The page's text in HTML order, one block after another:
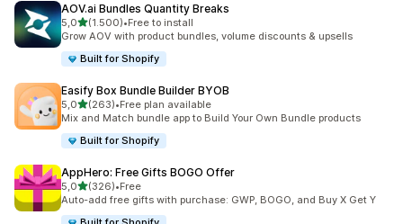
AOV.ai Bundles Quantity Breaks
5,05 yıldız üzerinden
(1.500)
toplam 1500 değerlendirme
•Free to install
Grow AOV with product bundles, volume discounts & upsells
Built for Shopify
Easify Box Bundle Builder BYOB
5,05 yıldız üzerinden
(263)
toplam 263 değerlendirme
•Free plan available
Mix and Match bundle app to Build Your Own Bundle products
Built for Shopify
AppHero: Free Gifts BOGO Offer
5,05 yıldız üzerinden
(326)
toplam 326 değerlendirme
•Free
Auto-add free gifts with purchase: GWP, BOGO, and Buy X Get Y